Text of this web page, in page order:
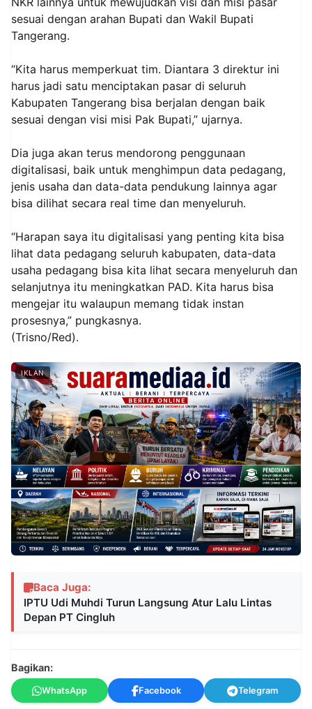
sesuai dengan arahan Bupati dan Wakil Bupati
Tangerang.
“Kita harus memperkuat tim. Diantara 3 direktur ini
harus jadi satu menciptakan pasar di seluruh
Kabupaten Tangerang bisa berjalan dengan baik
sesuai dengan visi misi Pak Bupati,” ujarnya.
Dia juga akan terus mendorong penggunaan
digitalisasi, baik untuk menghimpun data pedagang,
jenis usaha dan data-data pendukung lainnya agar
bisa dilihat secara real time dan menyeluruh.
“Harapan saya itu digitalisasi yang penting kita bisa
lihat data pedagang seluruh kabupaten, data-data
usaha pedagang bisa kita lihat secara menyeluruh dan
selanjutnya itu meningkatkan PAD. Kita harus bisa
mengejar itu walaupun memang tidak instan
prosesnya,” pungkasnya.
(Trisno/Red).
IKLAN
Baca Juga:
IPTU Udi Muhdi Turun Langsung Atur Lalu Lintas
Depan PT Cingluh
Bagikan:
WhatsApp Facebook Telegram